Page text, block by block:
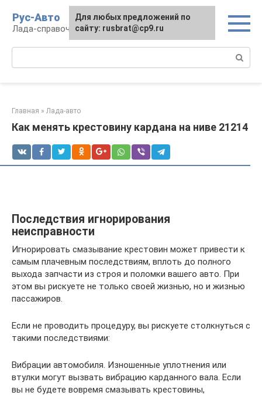
контенту
Рус-Авто
Лада-справочник
Главная » Лада-авто
Как менять крестовину кардана на ниве 21214
Последствия игнорирования
неисправности
Игнорировать смазывание крестовин может привести к
самым плачевным последствиям, вплоть до полного
выхода запчасти из строя и поломки вашего авто. При
этом вы рискуете не только своей жизнью, но и жизнью
пассажиров.
Если не проводить процедуру, вы рискуете столкнуться с
такими последствиями:
Вибрации автомобиля. Изношенные уплотнения или
втулки могут вызвать вибрацию карданного вала. Если
вы не будете вовремя смазывать крестовины,
Для любых предложений по
сайту: rusbrat@cp9.ru